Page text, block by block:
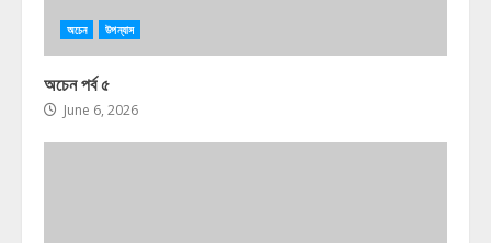
অচেন উপন্যাস
অচেন পর্ব ৫
June 6, 2026